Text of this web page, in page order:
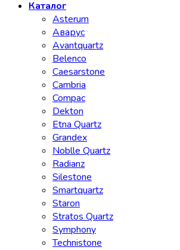
Каталог
Asterum
Аварус
Avantquartz
Belenco
Caesarstone
Cambria
Compac
Dekton
Etna Quartz
Grandex
Noblle Quartz
Radianz
Silestone
Smartquartz
Staron
Stratos Quartz
Symphony
Technistone